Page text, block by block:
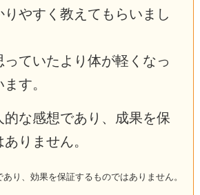
やすく教えてもらいまし
ていたより体が軽くなっ
す。
な感想であり、成果を保
りません。
り、効果を保証するものではありません。